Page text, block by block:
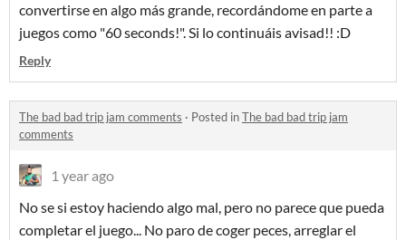
convertirse en algo más grande, recordándome en parte a
juegos como "60 seconds!". Si lo continuáis avisad!! :D
Reply
The bad bad trip jam comments · Posted inThe bad bad trip jam
comments
1 year ago
No se si estoy haciendo algo mal, pero no parece que pueda
completar el juego... No paro de coger peces, arreglar el